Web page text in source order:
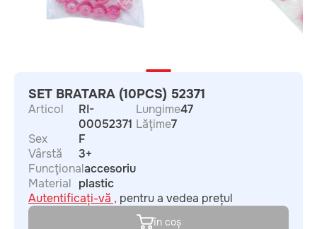
SET BRATARA (10PCS) 52371
Articol
RI-
00052371
Sex
F
Vârstă
3+
Funcţionalaccesoriu
Material plastic
Lungime47
Lăţime7
Autentificați-vă , pentru a vedea prețul
în coș